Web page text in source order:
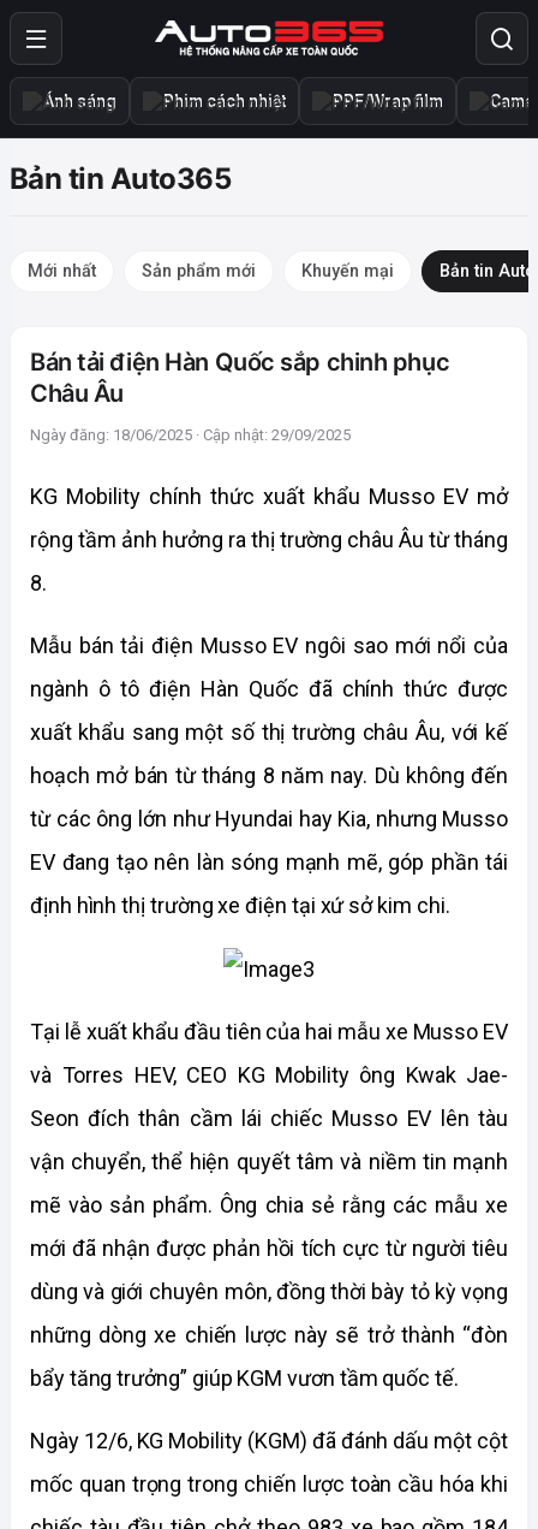
Ánh sáng Phim cách nhiệt PPF/Wrap film
Bản tin Auto365
Mới nhất Sản phẩm mới Khuyến mại Bản tin
Bán tải điện Hàn Quốc sắp chinh phục
Châu Âu
Ngày đăng: 18/06/2025 · Cập nhật: 29/09/2025
KG Mobility chính thức xuất khẩu Musso EV mở
rộng tầm ảnh hưởng ra thị trường châu Âu từ tháng
8.
Mẫu bán tải điện Musso EV ngôi sao mới nổi của
ngành ô tô điện Hàn Quốc đã chính thức được
xuất khẩu sang một số thị trường châu Âu, với kế
hoạch mở bán từ tháng 8 năm nay. Dù không đến
từ các ông lớn như Hyundai hay Kia, nhưng Musso
EV đang tạo nên làn sóng mạnh mẽ, góp phần tái
định hình thị trường xe điện tại xứ sở kim chi.
Tại lễ xuất khẩu đầu tiên của hai mẫu xe Musso EV
và Torres HEV, CEO KG Mobility ông Kwak Jae-
Seon đích thân cầm lái chiếc Musso EV lên tàu
vận chuyển, thể hiện quyết tâm và niềm tin mạnh
mẽ vào sản phẩm. Ông chia sẻ rằng các mẫu xe
mới đã nhận được phản hồi tích cực từ người tiêu
dùng và giới chuyên môn, đồng thời bày tỏ kỳ vọng
những dòng xe chiến lược này sẽ trở thành “đòn
bẩy tăng trưởng” giúp KGM vươn tầm quốc tế.
Ngày 12/6, KG Mobility (KGM) đã đánh dấu một cột
mốc quan trọng trong chiến lược toàn cầu hóa khi